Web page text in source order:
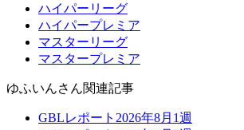
ハイパーリーグ
ハイパープレミア
マスターリーグ
マスタープレミア
ゆふいんさん関連記事
GBLレポート2026年8月1週